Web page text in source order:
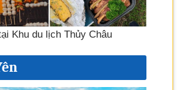
Khu du lịch Thủy Châu